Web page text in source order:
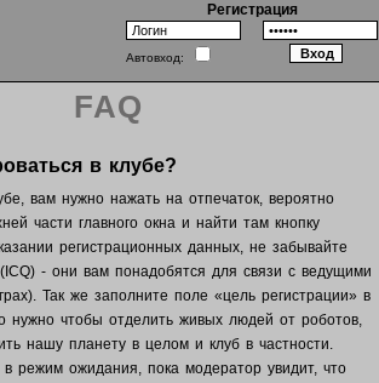
Регистрация
Автовход:
FAQ
в клубе?
вам нужно нажать на отпечаток, вероятно
части главного окна и найти там кнопку
регистрационных данных, не забывайте
- они вам понадобятся для связи с ведущими
Так же заполните поле «цель регистрации» в
нужно чтобы отделить живых людей от роботов,
нашу планету в целом и клуб в частности.
режим ожидания, пока модератор увидит, что